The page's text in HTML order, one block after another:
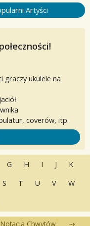
Artyści
graczy ukulele na
coverów, itp.
G H I J
K
S T U V
W
Notacja Chwytów